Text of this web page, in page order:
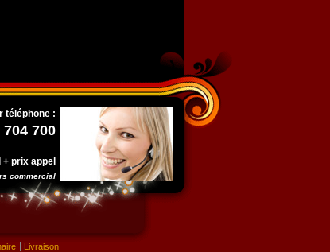
téléphone :
704 700
+ prix appel
commercial
Livraison